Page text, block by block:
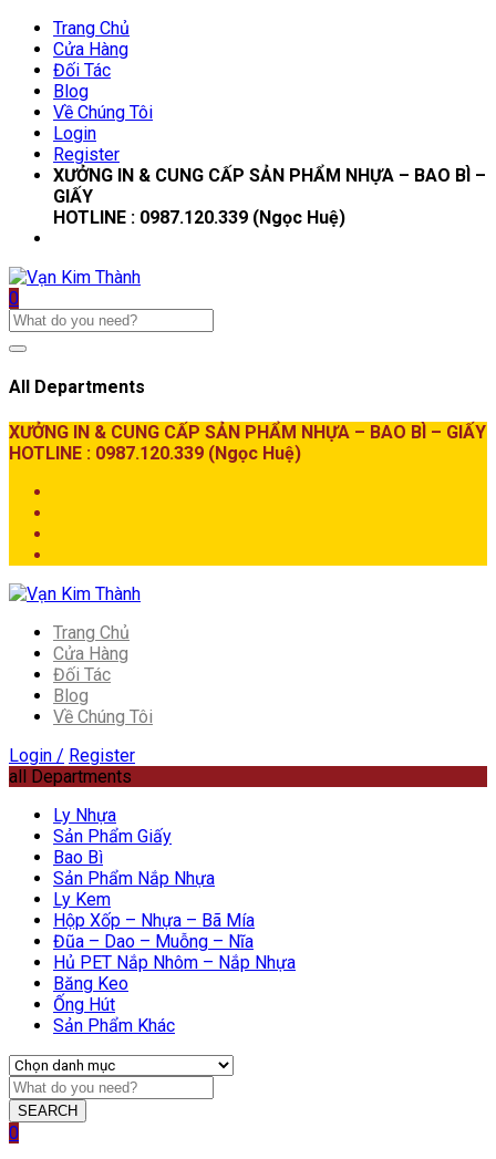
Trang Chủ
Cửa Hàng
Đối Tác
Blog
Về Chúng Tôi
Login
Register
XƯỞNG IN & CUNG CẤP SẢN PHẨM NHỰA – BAO BÌ –
GIẤY
HOTLINE : 0987.120.339 (Ngọc Huệ)
0
All Departments
XƯỞNG IN & CUNG CẤP SẢN PHẨM NHỰA – BAO BÌ – GIẤY
HOTLINE : 0987.120.339 (Ngọc Huệ)
Trang Chủ
Cửa Hàng
Đối Tác
Blog
Về Chúng Tôi
Login / Register
all Departments
Ly Nhựa
Sản Phẩm Giấy
Bao Bì
Sản Phẩm Nắp Nhựa
Ly Kem
Hộp Xốp – Nhựa – Bã Mía
Đũa – Dao – Muỗng – Nĩa
Hủ PET Nắp Nhôm – Nắp Nhựa
Băng Keo
Ống Hút
Sản Phẩm Khác
SEARCH
0